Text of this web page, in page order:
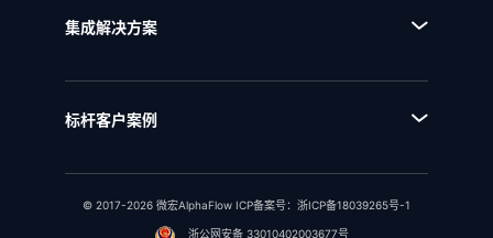
■ 流程运行和自动化
■ IPD研发项目管理
■ RSM法规标准管理
集成解决方案
■ SAP流程集成
■ 金蝶流程集成
标杆客户案例
© 2017-2026 微宏AlphaFlow ICP备案号： 浙ICP备18039265号-1
浙公网安备 33010402003677号